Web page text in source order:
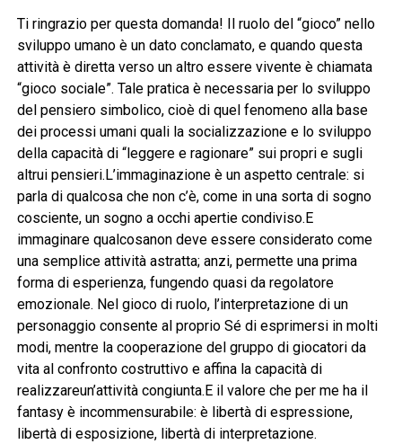
Ti ringrazio per questa domanda! Il ruolo del “gioco” nello
sviluppo umano è un dato conclamato, e quando questa
attività è diretta verso un altro essere vivente è chiamata
“gioco sociale”. Tale pratica è necessaria per lo sviluppo
del pensiero simbolico, cioè di quel fenomeno alla base
dei processi umani quali la socializzazione e lo sviluppo
della capacità di “leggere e ragionare” sui propri e sugli
altrui pensieri.L’immaginazione è un aspetto centrale: si
parla di qualcosa che non c’è, come in una sorta di sogno
cosciente, un sogno a occhi apertie condiviso.E
immaginare qualcosanon deve essere considerato come
una semplice attività astratta; anzi, permette una prima
forma di esperienza, fungendo quasi da regolatore
emozionale. Nel gioco di ruolo, l’interpretazione di un
personaggio consente al proprio Sé di esprimersi in molti
modi, mentre la cooperazione del gruppo di giocatori da
vita al confronto costruttivo e affina la capacità di
realizzareun’attività congiunta.E il valore che per me ha il
fantasy è incommensurabile: è libertà di espressione,
libertà di esposizione, libertà di interpretazione.